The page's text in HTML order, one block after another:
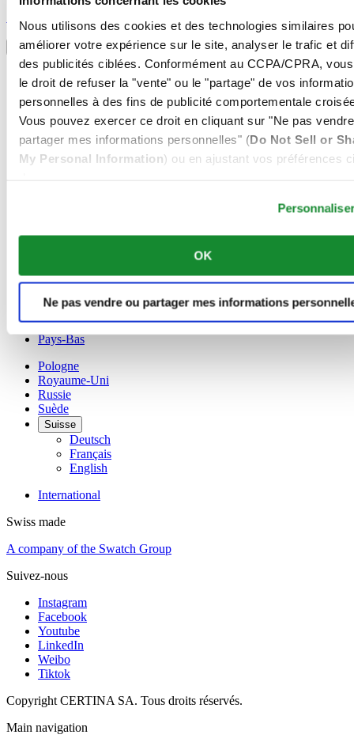
Nous utilisons des cookies et des technologies similaires
améliorer votre expérience sur le site, analyser le trafic et
des publicités ciblées. Conformément au CCPA/CPRA,
le droit de refuser la "vente" ou le "partage" de vos
personnelles à des fins de publicité comportementale
Vous pouvez exercer ce droit en cliquant sur "Ne pas
partager mes informations personnelles" (Do Not Sell or
My Personal Information) ou en ajustant vos préférences
OK
Ne pas vendre ou partager mes informations
Sélectionner un pays/une région
Sélecteur de langue
Allemagne
Autriche
Belgique
Dutch
Français
Chine
English
Finlande
Luxembourg
Français
Norvège
Pays-Bas
Pologne
Royaume-Uni
Russie
Suède
Suisse
Deutsch
Français
English
International
Swiss made
A company of the Swatch Group
Suivez-nous
Instagram
Facebook
Youtube
LinkedIn
Weibo
Tiktok
Copyright CERTINA SA. Tous droits réservés.
Main navigation